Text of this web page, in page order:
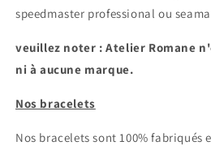
speedmaster professional ou
veuillez noter : Atelier Romane
ni à aucune marque.
Nos bracelets
Nos bracelets sont 100% fabriqués
Connexion requise
Connectez-vous à votre